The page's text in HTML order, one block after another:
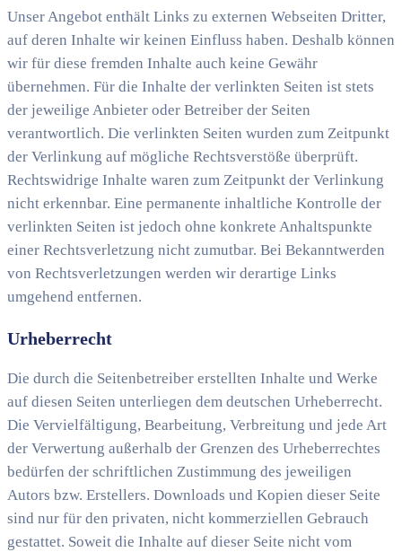
Unser Angebot enthält Links zu externen Webseiten Dritter,
auf deren Inhalte wir keinen Einfluss haben. Deshalb können
wir für diese fremden Inhalte auch keine Gewähr
übernehmen. Für die Inhalte der verlinkten Seiten ist stets
der jeweilige Anbieter oder Betreiber der Seiten
verantwortlich. Die verlinkten Seiten wurden zum Zeitpunkt
der Verlinkung auf mögliche Rechtsverstöße überprüft.
Rechtswidrige Inhalte waren zum Zeitpunkt der Verlinkung
nicht erkennbar. Eine permanente inhaltliche Kontrolle der
verlinkten Seiten ist jedoch ohne konkrete Anhaltspunkte
einer Rechtsverletzung nicht zumutbar. Bei Bekanntwerden
von Rechtsverletzungen werden wir derartige Links
umgehend entfernen.
Urheberrecht
Die durch die Seitenbetreiber erstellten Inhalte und Werke
auf diesen Seiten unterliegen dem deutschen Urheberrecht.
Die Vervielfältigung, Bearbeitung, Verbreitung und jede Art
der Verwertung außerhalb der Grenzen des Urheberrechtes
bedürfen der schriftlichen Zustimmung des jeweiligen
Autors bzw. Erstellers. Downloads und Kopien dieser Seite
sind nur für den privaten, nicht kommerziellen Gebrauch
gestattet. Soweit die Inhalte auf dieser Seite nicht vom